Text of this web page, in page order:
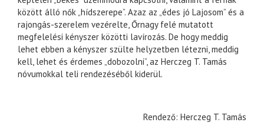
között álló nők „hídszerepe”. Azaz az „édes jó Lajosom” és a
rajongás-szerelem vezérelte, Őrnagy felé mutatott
megfelelési kényszer közötti lavírozás. De hogy meddig
lehet ebben a kényszer szülte helyzetben létezni, meddig
kell, lehet és érdemes „dobozolni”, az Herczeg T. Tamás
nóvumokkal teli rendezéséből kiderül.
Rendező: Herczeg T. Tamás